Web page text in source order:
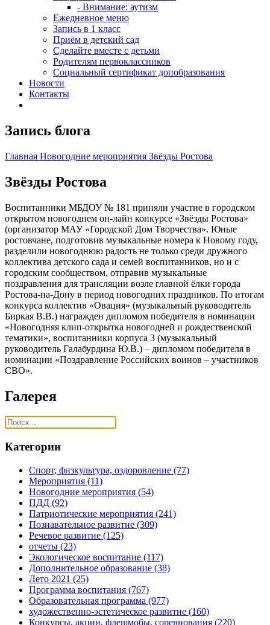
- Внимание: аутизм
Ежедневное меню
Запись в 1 класс
Приём в детский сад
Сделайте вместе с детьми
Родителям первоклассников
Социальный сертификат допобразования
Новости
Контакты
Запись блога
Главная Новогодние мероприятия Звёзды Ростова
Звёзды Ростова
Воспитанники МБДОУ № 181 приняли участие в городском
открытом новогоднем он-лайн конкурсе «Звёзды Ростова»
(организатор МАУ «Городской Дом Творчества». Юные
ростовчане, подготовив музыкальные номера к Новому году,
разделили новогоднюю радость не только среди дружного
коллектива детского сада и семей воспитанников, но и с
городским сообществом, отправив музыкальные
поздравления для трансляции возле главной ёлки города
Ростова-на-Дону в период новогодних праздников. По итогам
конкурса коллектив «Овация» (музыкальный руководитель
Биркая В.В.) награжден дипломом победителя в номинации
«Новогодняя клип-открытка новогодней и рождественской
тематики», воспитанники корпуса 3 (музыкальный
руководитель Галабурдина Ю.В.) – дипломом победителя в
номинации «Поздравление Российских воинов – участников
СВО».
Галерея
Категории
Спорт, физкультура, оздоровление (77)
Мероприятия (11)
Новогодние мероприятия (54)
ПДД (92)
Патриотические мероприятия (241)
Познавательное развитие (309)
Речевое развитие (125)
отчеты (23)
Экологическое воспитание (117)
Дополнительное образование (38)
Лето 2021 (25)
Программа воспитания (767)
Образовательная программа (977)
художественно-эстетическое развитие (160)
Конкурсы, акции, флешмобы, соревнования (220)